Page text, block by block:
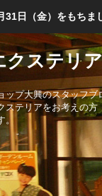
31日（金）をもちま
クステリ
ップ大興のスタッフブ
ステリアをお考えの方